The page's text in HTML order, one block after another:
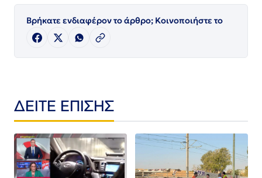
Βρήκατε ενδιαφέρον το άρθρο; Κοινοποιήστε το
ΔΕΙΤΕ ΕΠΙΣΗΣ